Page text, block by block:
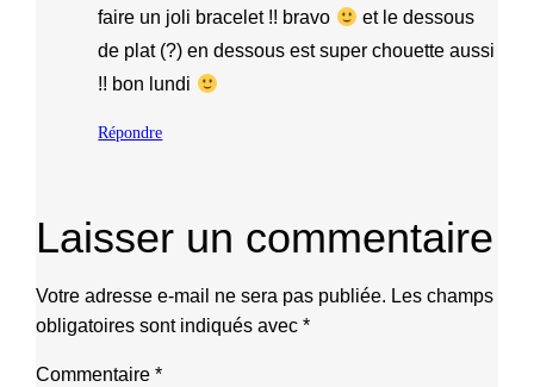
faire un joli bracelet !! bravo
et le dessous
de plat (?) en dessous est super chouette aussi
!! bon lundi
Répondre
Laisser un commentaire
Votre adresse e-mail ne sera pas publiée. Les champs
obligatoires sont indiqués avec*
Commentaire*